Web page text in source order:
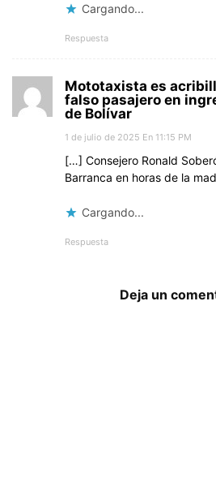
Cargando...
Respuesta
Mototaxista es
falso pasajero en
de Bolívar
1 de julio de 2025 En 11:15 PM
[…] Consejero Ronald
Barranca en horas de la
Cargando...
Respuesta
Deja un